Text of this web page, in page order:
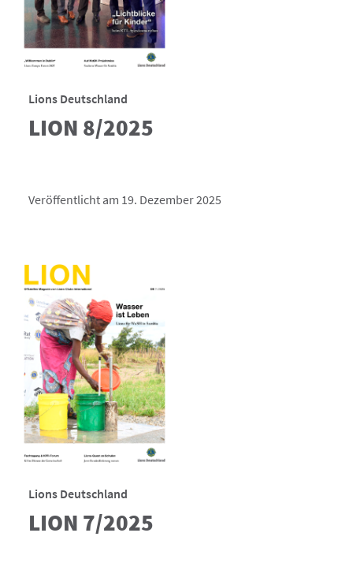
Lions Deutschland
LION 8/2025
Veröffentlicht am 19. Dezember 2025
Lions Deutschland
LION 7/2025